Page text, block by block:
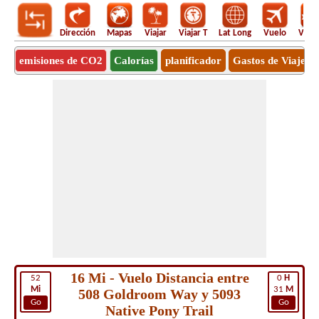
Dirección Mapas Viajar Viajar T Lat Long Vuelo
emisiones de CO2 Calorías planificador Gastos de Viaje
52
Mi
Go
0 H
31 M
Go
16 Mi - Vuelo Distancia entre
508 Goldroom Way y 5093
Native Pony Trail